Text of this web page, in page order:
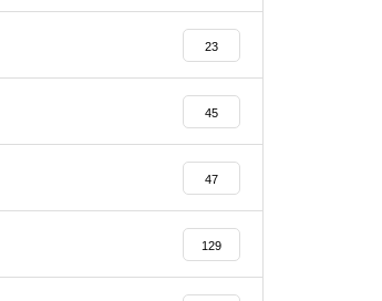
Mt.Norikuradake Weekly ’10-27
番いのライチョウを・・・
23
45
47
129